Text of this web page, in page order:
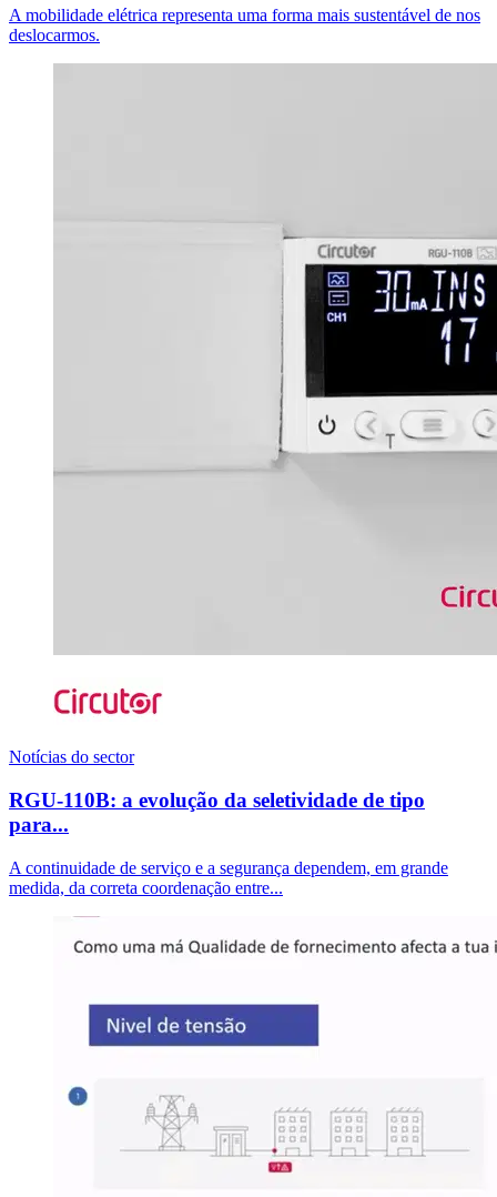
A mobilidade elétrica representa uma forma mais sustentável de nos
deslocarmos.
Notícias do sector
RGU-110B: a evolução da seletividade de tipo
para...
A continuidade de serviço e a segurança dependem, em grande
medida, da correta coordenação entre...